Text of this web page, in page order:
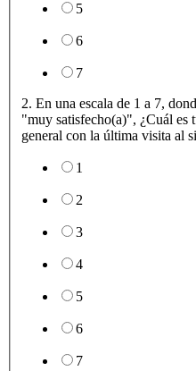
5
6
7
2. En una escala de 1 a 7,
"muy satisfecho(a)", ¿Cuál es
general con la última visita al
1
2
3
4
5
6
7